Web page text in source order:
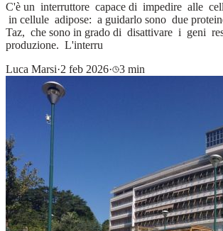
C'è un interruttore capace di impedire alle
in cellule adipose: a guidarlo sono due
Taz, che sono in grado di disattivare i geni
produzione. L'interru
Luca Marsi·2 feb 2026· 3 min